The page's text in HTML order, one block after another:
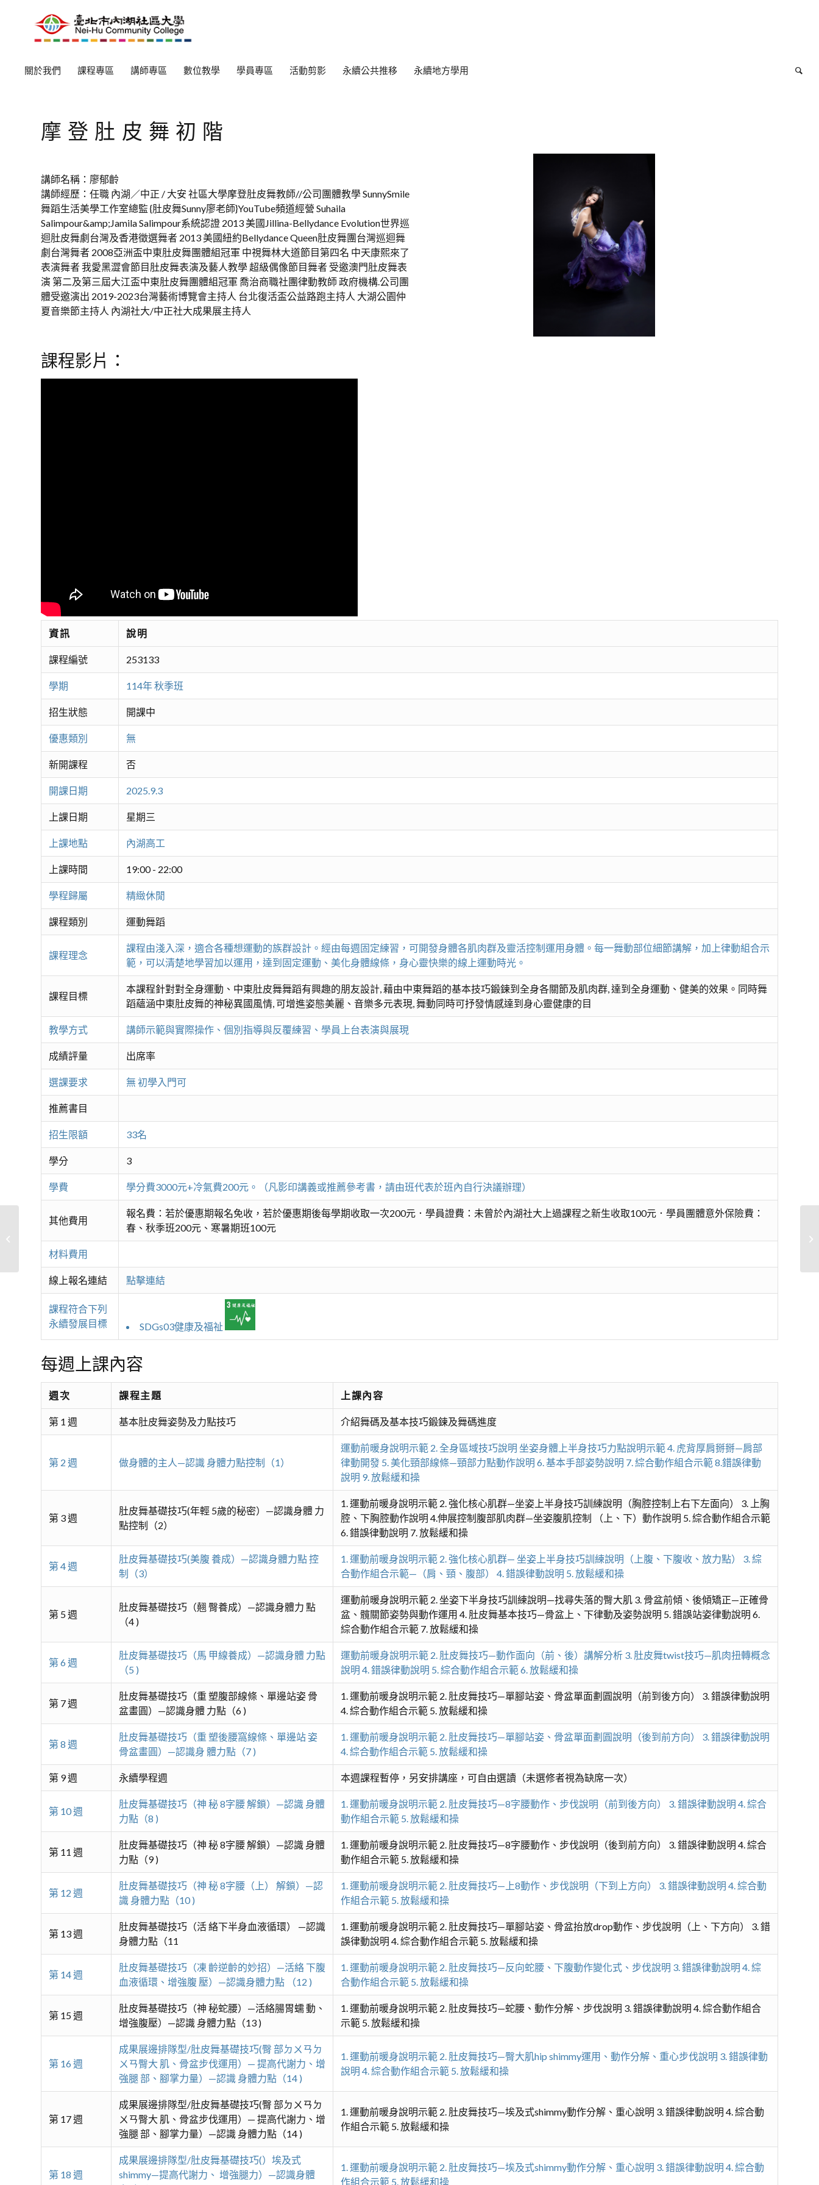
關於我們 課程專區 講師專區 數位教學 學員專區 活動剪影 永續公共推移 永續地方學用
摩登肚皮舞初階
講師名稱：廖郁齡
講師經歷：任職 內湖／中正 / 大安 社區大學摩登肚皮舞教師//公司團體教學 SunnySmile
舞蹈生活美學工作室總監 {肚皮舞Sunny廖老師}YouTube頻道經營 Suhaila
Salimpour&amp;Jamila Salimpour系統認證 2013 美國Jillina-Bellydance Evolution世界巡
迴肚皮舞劇台灣及香港徵選舞者 2013 美國紐約Bellydance Queen肚皮舞團台灣巡迴舞
劇台灣舞者 2008亞洲盃中東肚皮舞團體組冠軍 中視舞林大道節目第四名 中天康熙來了
表演舞者 我愛黑澀會節目肚皮舞表演及藝人教學 超級偶像節目舞者 受邀澳門肚皮舞表
演 第二及第三屆大江盃中東肚皮舞團體組冠軍 喬治商職社團律動教師 政府機構.公司團
體受邀演出 2019-2023台灣藝術博覽會主持人 台北復活盃公益路跑主持人 大湖公園仲
夏音樂節主持人 內湖社大/中正社大成果展主持人
課程影片：
資訊 說明
課程編號 253133
學期 114年 秋季班
招生狀態 開課中
優惠類別 無
新開課程 否
開課日期 2025.9.3
上課日期 星期三
上課地點 內湖高工
上課時間 19:00 - 22:00
學程歸屬 精緻休閒
課程類別 運動舞蹈
課程理念
課程由淺入深，適合各種想運動的族群設計。經由每週固定練習，可開發身體各肌肉群及靈活控制運用身體。每一舞動部位細節講解，加上律動組合示
範，可以清楚地學習加以運用，達到固定運動、美化身體線條，身心靈快樂的線上運動時光。
課程目標
本課程針對對全身運動、中東肚皮舞舞蹈有興趣的朋友設計, 藉由中東舞蹈的基本技巧鍛鍊到全身各關節及肌肉群, 達到全身運動、健美的效果。同時舞
蹈蘊涵中東肚皮舞的神秘異國風情, 可增進姿態美麗、音樂多元表現, 舞動同時可抒發情感達到身心靈健康的目
教學方式 講師示範與實際操作、個別指導與反覆練習、學員上台表演與展現
成績評量 出席率
選課要求 無 初學入門可
推薦書目
招生限額 33名
學分 3
學費 學分費3000元+冷氣費200元。（凡影印講義或推薦參考書，請由班代表於班內自行決議辦理）
其他費用
報名費：若於優惠期報名免收，若於優惠期後每學期收取一次200元．學員證費：未曾於內湖社大上過課程之新生收取100元．學員團體意外保險費：
春、秋季班200元、寒暑期班100元
材料費用
線上報名連結 點擊連結
課程符合下列
永續發展目標
SDGs03健康及福祉
每週上課內容
週次 課程主題 上課內容
第 1 週 基本肚皮舞姿勢及力點技巧 介紹舞碼及基本技巧鍛鍊及舞碼進度
第 2 週 做身體的主人—認識 身體力點控制（1）
運動前暖身說明示範 2. 全身區域技巧說明 坐姿身體上半身技巧力點說明示範 4. 虎背厚肩掰掰—肩部
律動開發 5. 美化頸部線條—頸部力點動作說明 6. 基本手部姿勢說明 7. 綜合動作組合示範 8.錯誤律動
說明 9. 放鬆緩和操
第 3 週
肚皮舞基礎技巧(年輕 5歲的秘密）—認識身體 力
點控制（2）
1. 運動前暖身說明示範 2. 強化核心肌群—坐姿上半身技巧訓練說明（胸腔控制上右下左面向） 3. 上胸
腔、下胸腔動作說明 4.伸展控制腹部肌肉群—坐姿腹肌控制 （上、下）動作說明 5. 綜合動作組合示範
6. 錯誤律動說明 7. 放鬆緩和操
第 4 週
肚皮舞基礎技巧(美腹 養成）—認識身體力點 控
制（3）
1. 運動前暖身說明示範 2. 強化核心肌群— 坐姿上半身技巧訓練說明（上腹、下腹收、放力點） 3. 綜
合動作組合示範—（肩、頸、腹部） 4. 錯誤律動說明 5. 放鬆緩和操
第 5 週
肚皮舞基礎技巧（翹 臀養成）—認識身體力 點
（4 )
運動前暖身說明示範 2. 坐姿下半身技巧訓練說明—找尋失落的臀大肌 3. 骨盆前傾、後傾矯正—正確骨
盆、髖關節姿勢與動作運用 4. 肚皮舞基本技巧—骨盆上、下律動及姿勢說明 5. 錯誤站姿律動說明 6.
綜合動作組合示範 7. 放鬆緩和操
第 6 週
肚皮舞基礎技巧（馬 甲線養成）—認識身體 力點
（5 )
運動前暖身說明示範 2. 肚皮舞技巧—動作面向（前、後）講解分析 3. 肚皮舞twist技巧—肌肉扭轉概念
說明 4. 錯誤律動說明 5. 綜合動作組合示範 6. 放鬆緩和操
第 7 週
肚皮舞基礎技巧（重 塑腹部線條、單邊站姿 骨
盆畫圓）—認識身體 力點（6 )
1. 運動前暖身說明示範 2. 肚皮舞技巧—單腳站姿、骨盆單面劃圓說明（前到後方向） 3. 錯誤律動說明
4. 綜合動作組合示範 5. 放鬆緩和操
第 8 週
肚皮舞基礎技巧（重 塑後腰窩線條、單邊站 姿
骨盆畫圓）—認識身 體力點（7 )
1. 運動前暖身說明示範 2. 肚皮舞技巧—單腳站姿、骨盆單面劃圓說明（後到前方向） 3. 錯誤律動說明
4. 綜合動作組合示範 5. 放鬆緩和操
第 9 週 永續學程週 本週課程暫停，另安排講座，可自由選讀（未選修者視為缺席一次）
第 10 週
肚皮舞基礎技巧（神 秘 8字腰 解鎖）—認識 身體
力點（8 )
1. 運動前暖身說明示範 2. 肚皮舞技巧—8字腰動作、步伐說明（前到後方向） 3. 錯誤律動說明 4. 綜合
動作組合示範 5. 放鬆緩和操
第 11 週
肚皮舞基礎技巧（神 秘 8字腰 解鎖）—認識 身體
力點（9 )
1. 運動前暖身說明示範 2. 肚皮舞技巧—8字腰動作、步伐說明（後到前方向） 3. 錯誤律動說明 4. 綜合
動作組合示範 5. 放鬆緩和操
第 12 週
肚皮舞基礎技巧（神 秘 8字腰（上） 解鎖）—認
識 身體力點（10 )
1. 運動前暖身說明示範 2. 肚皮舞技巧—上8動作、步伐說明（下到上方向） 3. 錯誤律動說明 4. 綜合動
作組合示範 5. 放鬆緩和操
第 13 週
肚皮舞基礎技巧（活 絡下半身血液循環） —認識
身體力點（11
1. 運動前暖身說明示範 2. 肚皮舞技巧—單腳站姿、骨盆抬放drop動作、步伐說明（上、下方向） 3. 錯
誤律動說明 4. 綜合動作組合示範 5. 放鬆緩和操
第 14 週
肚皮舞基礎技巧（凍 齡逆齡的妙招）—活絡 下腹
血液循環、增強腹 壓）—認識身體力點 （12 )
1. 運動前暖身說明示範 2. 肚皮舞技巧—反向蛇腰、下腹動作變化式、步伐說明 3. 錯誤律動說明 4. 綜
合動作組合示範 5. 放鬆緩和操
第 15 週
肚皮舞基礎技巧（神 秘蛇腰）—活絡腸胃蠕 動、
增強腹壓）—認識 身體力點（13 )
1. 運動前暖身說明示範 2. 肚皮舞技巧—蛇腰、動作分解、步伐說明 3. 錯誤律動說明 4. 綜合動作組合
示範 5. 放鬆緩和操
第 16 週
成果展邊排隊型/肚皮舞基礎技巧(臀 部ㄉㄨㄢㄉ
ㄨㄢ臀大 肌、骨盆步伐運用）— 提高代謝力、增
強腿 部、腳掌力量）—認識 身體力點（14 )
1. 運動前暖身說明示範 2. 肚皮舞技巧—臀大肌hip shimmy運用、動作分解、重心步伐說明 3. 錯誤律動
說明 4. 綜合動作組合示範 5. 放鬆緩和操
第 17 週
成果展邊排隊型/肚皮舞基礎技巧(臀 部ㄉㄨㄢㄉ
ㄨㄢ臀大 肌、骨盆步伐運用）— 提高代謝力、增
強腿 部、腳掌力量）—認識 身體力點（14 )
1. 運動前暖身說明示範 2. 肚皮舞技巧—埃及式shimmy動作分解、重心說明 3. 錯誤律動說明 4. 綜合動
作組合示範 5. 放鬆緩和操
第 18 週
成果展邊排隊型/肚皮舞基礎技巧(）埃及式
shimmy—提高代謝力、 增強腿力）—認識身體
1. 運動前暖身說明示範 2. 肚皮舞技巧—埃及式shimmy動作分解、重心說明 3. 錯誤律動說明 4. 綜合動
作組合示範 5. 放鬆緩和操